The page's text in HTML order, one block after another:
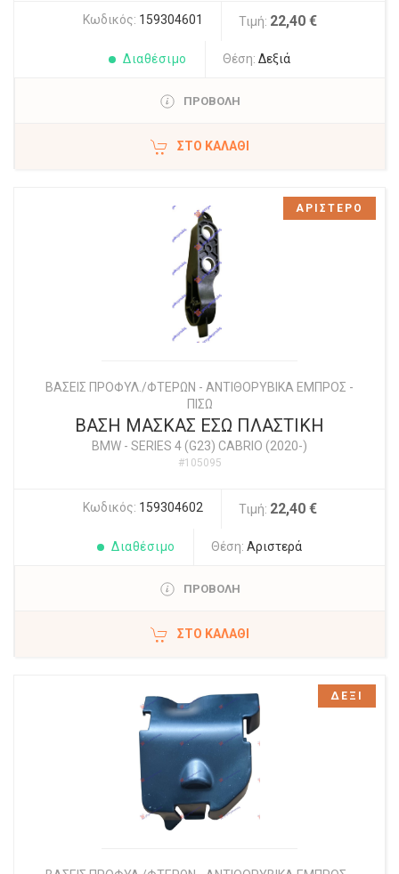
Κωδικός: 159304601 Τιμή: 22,40 €
Διαθέσιμο Θέση: Δεξιά
ΠΡΟΒΟΛΗ
ΣΤΟ ΚΑΛΆΘΙ
ΒΑΣΕΙΣ ΠΡΟΦΥΛ./ΦΤΕΡΩΝ - ΑΝΤΙΘΟΡΥΒΙΚΑ ΕΜΠΡΟΣ -
ΠΙΣΩ
ΒΑΣΗ ΜΑΣΚΑΣ ΕΣΩ ΠΛΑΣΤΙΚΗ
BMW - SERIES 4 (G23) CABRIO (2020-)
#105095
Κωδικός: 159304602 Τιμή: 22,40 €
Διαθέσιμο Θέση: Αριστερά
ΠΡΟΒΟΛΗ
ΣΤΟ ΚΑΛΆΘΙ
ΑΡΙΣΤΕΡΟ
ΔΕΞΙ